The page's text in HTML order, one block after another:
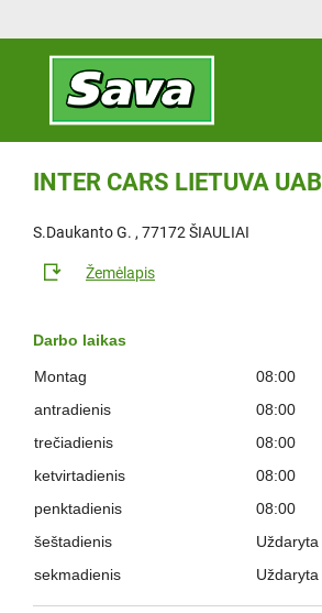
INTER CARS LIETUVA UAB
S.Daukanto G. , 77172 ŠIAULIAI
Žemėlapis
Darbo laikas
Montag 08:00
antradienis
08:00
trečiadienis
08:00
ketvirtadienis
08:00
penktadienis
08:00
šeštadienis
Uždaryta
sekmadienis
Uždaryta